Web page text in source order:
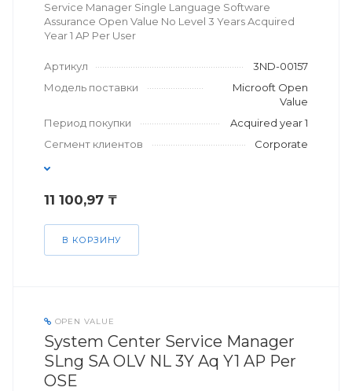
Service Manager Single Language Software
Assurance Open Value No Level 3 Years Acquired
Year 1 AP Per User
Артикул
3ND-00157
Модель поставки
Microoft Open
Value
Период покупки
Acquired year 1
Сегмент клиентов
Corporate
11 100,97 ₸
В КОРЗИНУ
OPEN VALUE
System Center Service Manager
SLng SA OLV NL 3Y Aq Y1 AP Per
OSE